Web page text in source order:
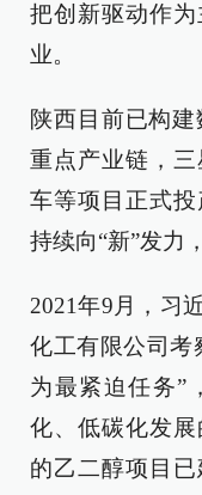
把创新驱动作
业。
陕西目前已构
重点产业链，
车等项目正式
持续向“新”发力
2021年9月，习
化工有限公司考
为最紧迫任务”
化、低碳化发
的乙二醇项目